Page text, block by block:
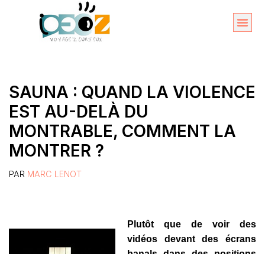
SAUNA : QUAND LA VIOLENCE
EST AU-DELÀ DU
MONTRABLE, COMMENT LA
MONTRER ?
PAR MARC LENOT
Plutôt que de voir des
vidéos devant des écrans